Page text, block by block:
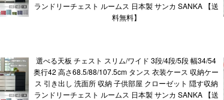
ランドリーチェスト ルームス 日本製 サンカ SANKA 【送
料無料】
選べる天板 チェスト スリム/ワイド 3段/4段/5段 幅34/54
奥行42 高さ68.5/88/107.5cm タンス 衣装ケース 収納ケー
ス 引き出し 洗面所 収納 子供部屋 クローゼット 隠す収納
ランドリーチェスト ルームス 日本製 サンカ SANKA 【送